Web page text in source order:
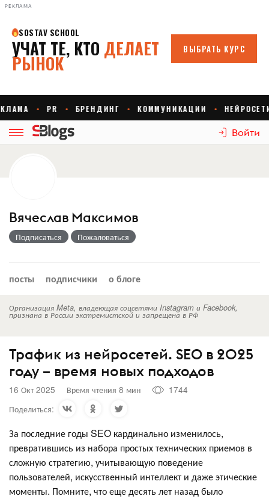
РЕКЛАМА
Войти
Вячеслав Максимов
Подписаться Пожаловаться
посты подписчики о блоге
Организация Meta, владеющая соцсетями Instagram и Facebook,
признана в России экстремистской и запрещена в РФ
Трафик из нейросетей. SEO в 2025
году – время новых подходов
16 Окт 2025 Время чтения 8 мин
1744
Поделиться:
За последние годы SEO кардинально изменилось,
превратившись из набора простых технических приемов в
сложную стратегию, учитывающую поведение
пользователей, искусственный интеллект и даже этические
моменты. Помните, что еще десять лет назад было